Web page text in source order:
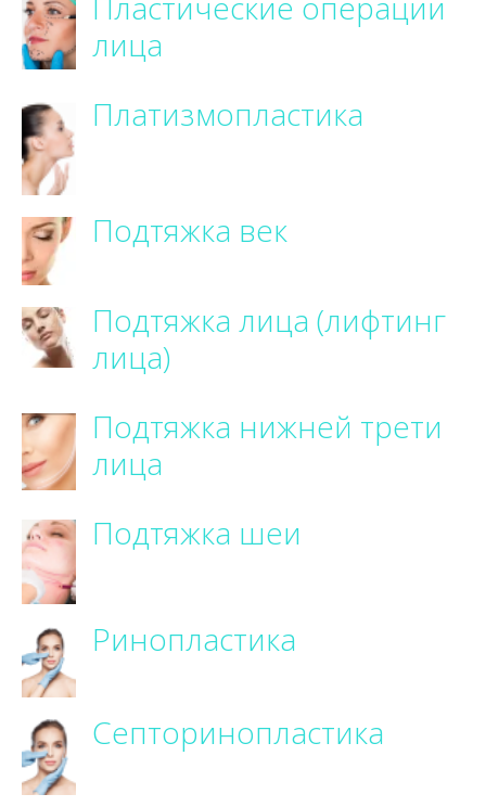
лица
Платизмопластика
Подтяжка век
Подтяжка лица (лифтинг
лица)
Подтяжка нижней трети
лица
Подтяжка шеи
Ринопластика
Септоринопластика